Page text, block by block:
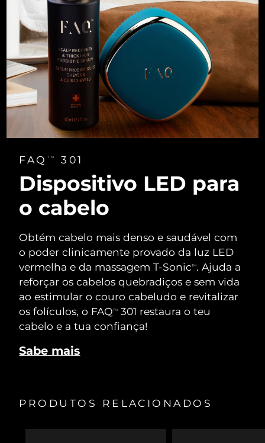
FAQ TM 301
Dispositivo LED para
o cabelo
Obtém cabelo mais denso e saudável com
o poder clinicamente provado da luz LED
vermelha e da massagem T-SonicTM. Ajuda a
reforçar os cabelos quebradiços e sem vida
ao estimular o couro cabeludo e revitalizar
os folículos, o FAQTM
301 restaura o teu
cabelo e a tua confiança!
Sabe mais
PRODUTOS RELACIONADOS